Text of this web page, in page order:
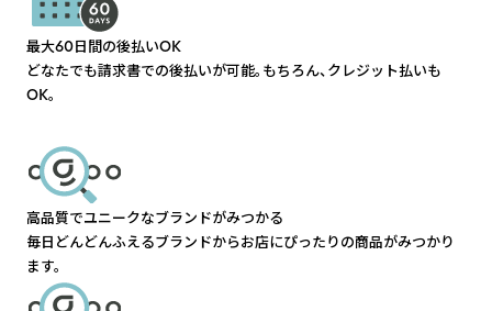
最大60日間の後払いOK
どなたでも請求書での後払いが可能。もちろん、クレジット払いも
OK。
高品質でユニークなブランドがみつかる
毎日どんどんふえるブランドからお店にぴったりの商品がみつかり
ます。